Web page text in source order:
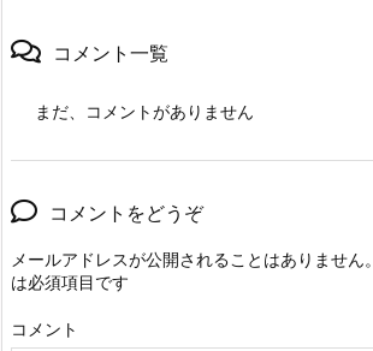
コメント一覧
まだ、コメントがありません
コメントをどうぞ
メールアドレスが公開されることはありません。
は必須項目です
コメント